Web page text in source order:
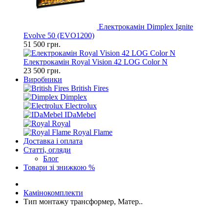
Електрокамін Dimplex Ignite
Evolve 50 (EVO1200)
51 500 грн.
Електрокамін Royal Vision 42 LOG Color N
23 500 грн.
Виробники
British Fires
Dimplex
Electrolux
IDaMebel
Royal
Royal Flame
Доставка і оплата
Статті, огляди
Блог
Товари зі знижкою %
Камінокомплекти
Тип монтажу трансформер, Матер..